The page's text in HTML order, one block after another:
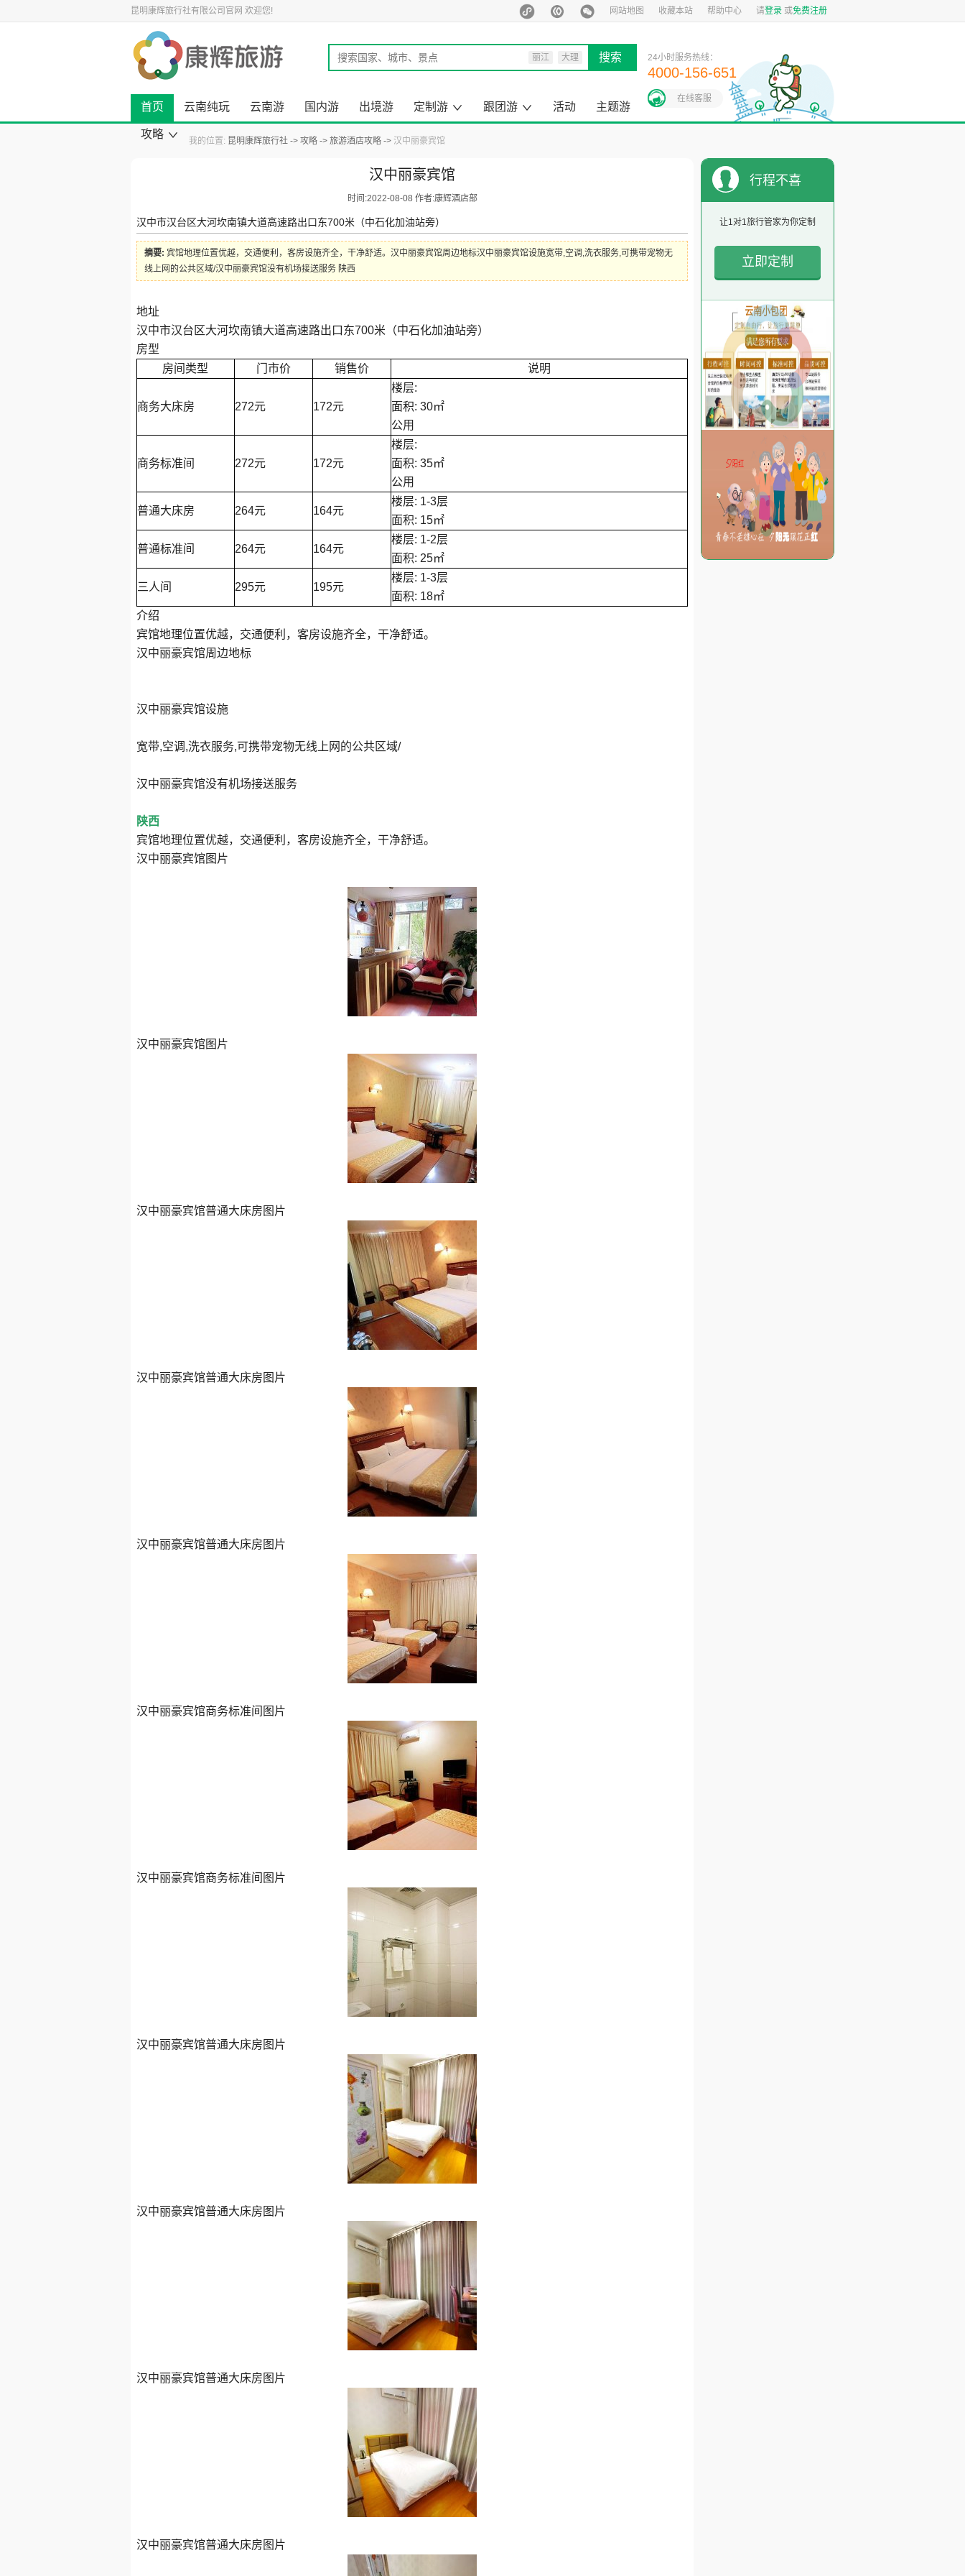
昆明康辉旅行社有限公司官网 欢迎您! 网站地图 收藏本站 帮助中心 请登录 或免费注册
丽江
大理
马尔代夫
搜索 24小时服务热线：
4000-156-651
在线客服
首页 云南纯玩 云南游 国内游 出境游
定制游
跟团游
活动 主题游
攻略
我的位置: 昆明康辉旅行社 攻略 旅游酒店攻略 汉中丽豪宾馆
汉中丽豪宾馆
时间:2022-08-08 作者:康辉酒店部
汉中市汉台区大河坎南镇大道高速路出口东700米（中石化加油站旁）
摘要: 宾馆地理位置优越，交通便利，客房设施齐全，干净舒适。汉中丽豪宾馆周边地标汉中丽豪宾馆设施宽带,空调,洗衣服务,可携带宠物无
线上网的公共区域/汉中丽豪宾馆没有机场接送服务 陕西
地址
汉中市汉台区大河坎南镇大道高速路出口东700米（中石化加油站旁）
房型
房间类型
门市价 销售价 说明
商务大床房 272元 172元
楼层:
面积: 30㎡
公用
商务标准间 272元 172元
楼层:
面积: 35㎡
公用
普通大床房 264元 164元
楼层: 1-3层
面积: 15㎡
普通标准间 264元 164元
楼层: 1-2层
面积: 25㎡
三人间 295元 195元
楼层: 1-3层
面积: 18㎡
介绍
宾馆地理位置优越，交通便利，客房设施齐全，干净舒适。
汉中丽豪宾馆周边地标
汉中丽豪宾馆设施
宽带,空调,洗衣服务,可携带宠物无线上网的公共区域/
汉中丽豪宾馆没有机场接送服务
陕西
宾馆地理位置优越，交通便利，客房设施齐全，干净舒适。
汉中丽豪宾馆图片
汉中丽豪宾馆图片
汉中丽豪宾馆普通大床房图片
汉中丽豪宾馆普通大床房图片
汉中丽豪宾馆普通大床房图片
汉中丽豪宾馆商务标准间图片
汉中丽豪宾馆商务标准间图片
汉中丽豪宾馆普通大床房图片
汉中丽豪宾馆普通大床房图片
汉中丽豪宾馆普通大床房图片
汉中丽豪宾馆普通大床房图片
行程不喜
让1对1旅行管家为你定制
立即定制